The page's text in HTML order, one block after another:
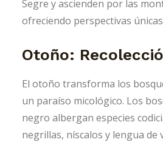
Segre y ascienden por las
ofreciendo perspectivas
Otoño:
El otoño transforma los
un paraíso micológico. Los
negro albergan especies
negrillas, níscalos y lengua de